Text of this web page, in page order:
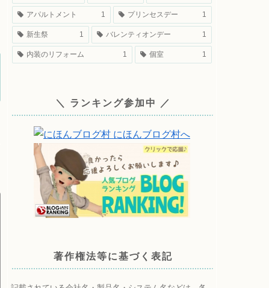
アパルトメント 1 プリンセスデー 1
新生祭 1 バレンティオンデー 1
内装のリフォーム 1 個室 1
＼ ランキング参加中 ／
著作権法等に基づく表記